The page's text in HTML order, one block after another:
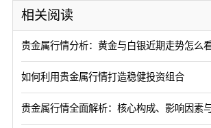
相关阅读
贵金属行情分析：黄金与白银近期走势怎么看
如何利用贵金属行情打造稳健投资组合
贵金属行情全面解析：核心构成、影响因素